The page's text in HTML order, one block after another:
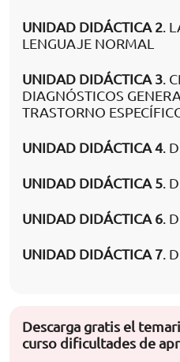
UNIDAD DIDÁCTICA 2.
LENGUAJE NORMAL
UNIDAD DIDÁCTICA 3.
DIAGNÓSTICOS
TRASTORNO
UNIDAD DIDÁCTICA 4.
UNIDAD DIDÁCTICA 5.
UNIDAD DIDÁCTICA 6.
UNIDAD DIDÁCTICA 7.
Descarga gratis el
curso dificultades de